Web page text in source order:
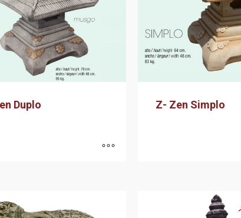
Duplo Z- Zen Simplo